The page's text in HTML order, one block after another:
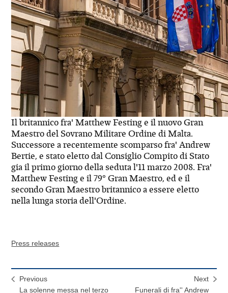
Il britannico fra' Matthew Festing e il nuovo Gran
Maestro del Sovrano Militare Ordine di Malta.
Successore a recentemente scomparso fra' Andrew
Bertie, e stato eletto dal Consiglio Compito di Stato
gia il primo giorno della seduta l'11 marzo 2008. Fra'
Matthew Festing e il 79° Gran Maestro, ed e il
secondo Gran Maestro britannico a essere eletto
nella lunga storia dell'Ordine.
Press releases
Previous
La solenne messa nel terzo
Next
Funerali di fra'' Andrew